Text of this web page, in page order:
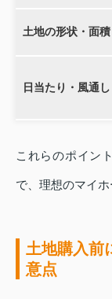
土地の形状・面積
日当たり・風通し
これらのポイン
で、理想のマイ
土地購入前
意点